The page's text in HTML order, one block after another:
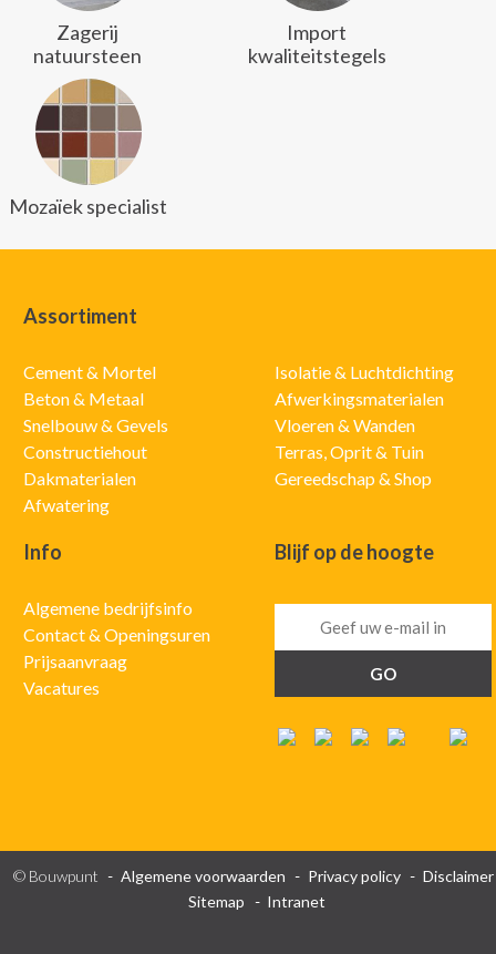
Zagerij
natuursteen
Import
kwaliteitstegels
Mozaïek specialist
Assortiment
Cement & Mortel
Beton & Metaal
Snelbouw & Gevels
Constructiehout
Dakmaterialen
Afwatering
Isolatie & Luchtdichting
Afwerkingsmaterialen
Vloeren & Wanden
Terras, Oprit & Tuin
Gereedschap & Shop
Info
Algemene bedrijfsinfo
Contact & Openingsuren
Prijsaanvraag
Vacatures
Blijf op de hoogte
© Bouwpunt Algemene voorwaarden Privacy policy
Disclaimer
Sitemap
Intranet